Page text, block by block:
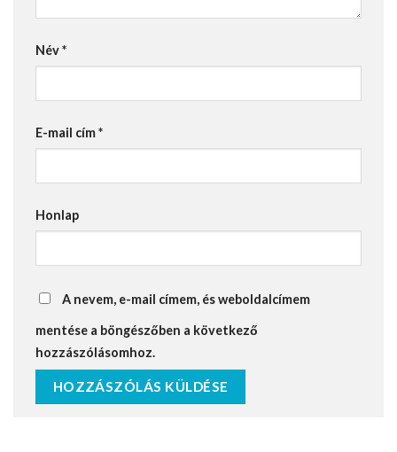
Név*
E-mail cím*
Honlap
A nevem, e-mail címem, és weboldalcímem
mentése a böngészőben a következő
hozzászólásomhoz.